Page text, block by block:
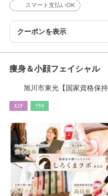
スマート支払いOK
クーポンを表示
痩身＆小顔フェイシャル
旭川市東光【国家資格保
ｴｽﾃ ﾘﾗｸ